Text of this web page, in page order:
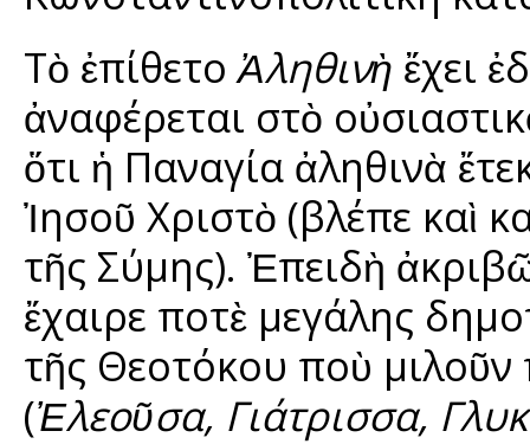
Τὸ ἐπίθετοἈληθινὴ ἔχει
ἀναφέρεται στὸ
ὅτι ἡ Παναγία ἀληθινὰ
Ἰησοῦ Χριστὸ (βλέπε καὶ
τῆς Σύμης). Ἐπειδὴ
ἔχαιρε ποτὲ μεγάλης
τῆς Θεοτόκου ποὺ
(Ἐλεοῦσα, Γιάτρισσα,